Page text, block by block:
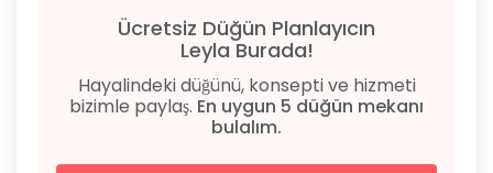
Ücretsiz Düğün Planlayıcın
Leyla Burada!
Hayalindeki düğünü, konsepti ve hizmeti
bizimle paylaş. En uygun 5 düğün mekanı
bulalım.